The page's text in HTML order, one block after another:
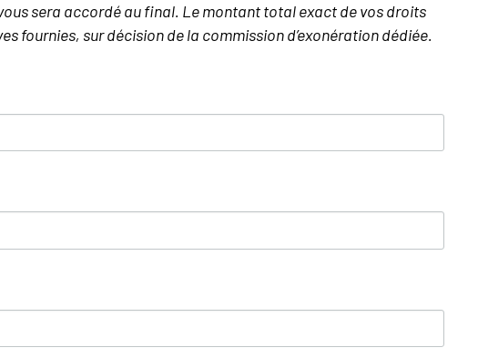
sera accordé au final. Le montant total exact de vos droits
sur décision de la commission d’exonération dédiée.